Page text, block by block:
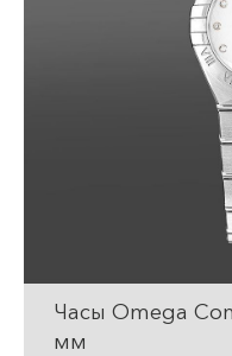
Часы Omega
мм